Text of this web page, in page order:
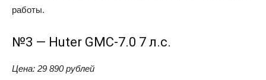
работы.
№3 — Huter GMC-7.0 7 л.с.
Цена: 29 890 рублей